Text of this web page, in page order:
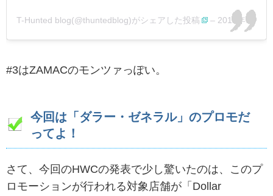
T-Hunted blog(@thuntedblog)がシェアした投稿 – 2019年10月月25日午前5時41分PDT
#3はZAMACのモンツァっぽい。
今回は「ダラー・ゼネラル」のプロモだ
ってよ！
さて、今回のHWCの発表で少し驚いたのは、このプ
ロモーションが行われる対象店舗が「Dollar